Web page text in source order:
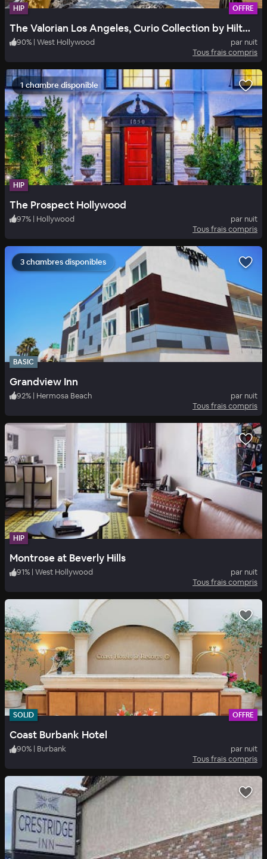
HIP OFFRE
The Valorian Los Angeles, Curio Collection by Hilton
90% | West Hollywood
par nuit
Tous frais compris
1 chambre disponible
HIP
The Prospect Hollywood
97% | Hollywood
par nuit
Tous frais compris
3 chambres disponibles
BASIC
Grandview Inn
92% | Hermosa Beach
par nuit
Tous frais compris
HIP
Montrose at Beverly Hills
91% West Hollywood
par nuit
Tous frais compris
SOLID OFFRE
Coast Burbank Hotel
90% | Burbank
par nuit
Tous frais compris